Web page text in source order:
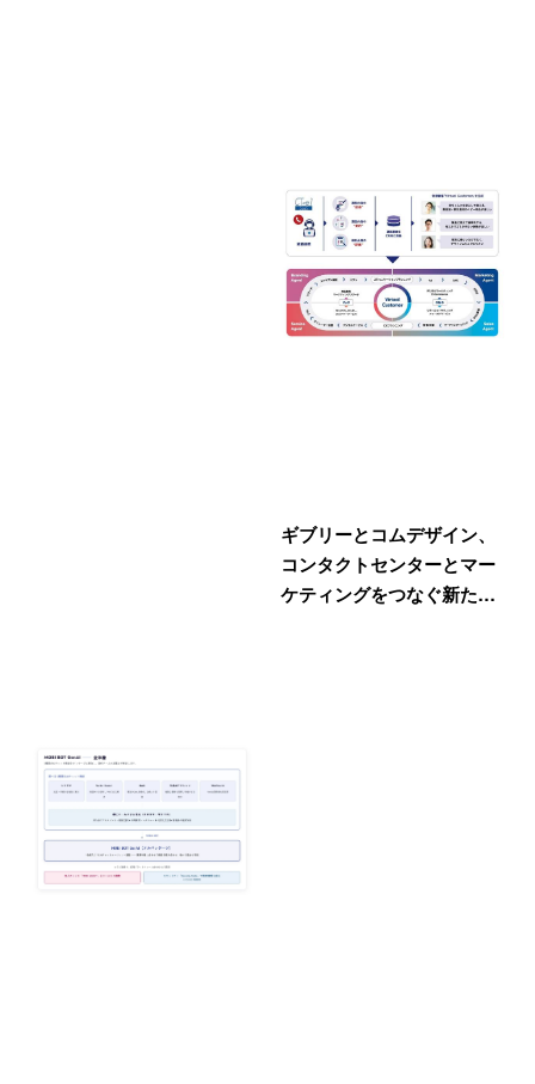
ギブリーとコムデザイン、
コンタクトセンターとマー
ケティングをつなぐ新た…